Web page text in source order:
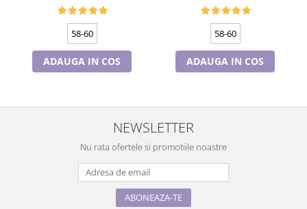
58-60
ADAUGA IN COS
58-60
ADAUGA IN COS
NEWSLETTER
Nu rata ofertele si promotiile noastre